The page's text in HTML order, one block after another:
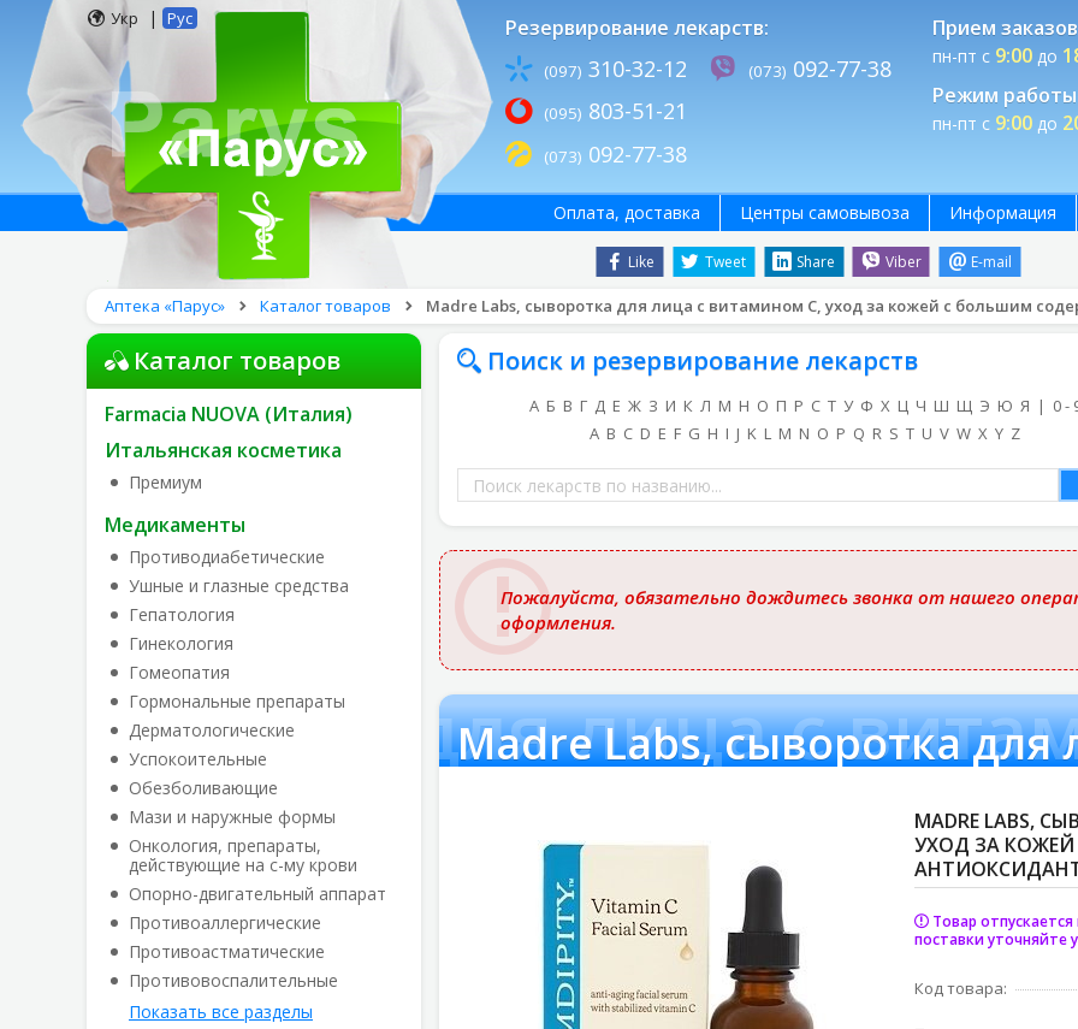
Укр | Рус Резервирование лекарств:
(097) 310-32-12
(095) 803-51-21
(073) 092-77-38
(073) 092-77-38
Прием
пн-пт с 9:00до
Режим работы
пн-пт с 9:00до
Like Tweet Share Viber E-mail
Оплата, доставка Центры самовывоза Информация
Аптека «Парус» Каталог товаров Madre Labs, сыворотка для лица с витамином C, уход за кожей с большим
Каталог товаров
Farmacia NUOVA (Италия)
Итальянская косметика
Премиум
Медикаменты
Противодиабетические
Ушные и глазные средства
Гепатология
Гинекология
Гомеопатия
Гормональные препараты
Дерматологические
Успокоительные
Обезболивающие
Мази и наружные формы
Онкология, препараты,
действующие на с-му крови
Опорно-двигательный аппарат
Противоаллергические
Противоастматические
Противовоспалительные
Показать все разделы
Поиск и резервирование лекарств
А Б В Г Д Е Ж З И К Л М Н О П Р С Т У Ф Х Ц Ч Ш Щ Э Ю Я | 0 -
A B C D E F G H I J K L M N O P Q R S T U V W X Y Z
Поиск
лекарств
по
названию
Пожалуйста, обязательно дождитесь звонка от нашего
оформления.
для лица с
MADRE LABS,
УХОД ЗА
Товар
поставки уточняйте
Код товара: